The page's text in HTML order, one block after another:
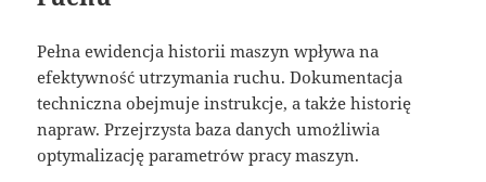
Pełna ewidencja historii maszyn wpływa na
efektywność utrzymania ruchu. Dokumentacja
techniczna obejmuje instrukcje, a także historię
napraw. Przejrzysta baza danych umożliwia
optymalizację parametrów pracy maszyn.